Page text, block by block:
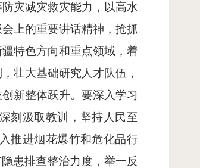
灾减灾救灾能力，以高水
上的重要讲话精神，抢抓
特色方向和重点领域，着
壮大基础研究人才队伍，
新整体跃升。要深入学习
刻汲取教训，坚持人民至
推进烟花爆竹和危化品行
患排查整治力度，举一反